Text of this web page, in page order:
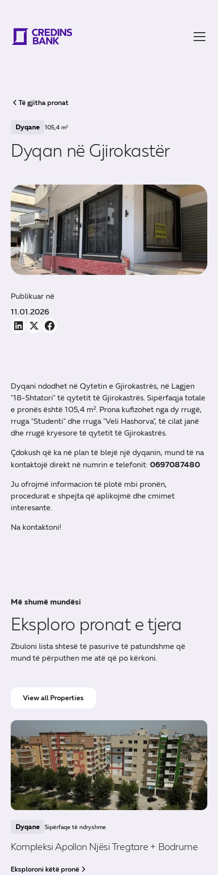
Të gjitha pronat
Dyqane 105,4 m²
Dyqan në Gjirokastër
Publikuar në
11.01.2026
Dyqani ndodhet në Qytetin e Gjirokastrës, në Lagjen
"18-Shtatori" të qytetit të Gjirokastrës. Sipërfaqja totale
e pronës është 105,4 m². Prona kufizohet nga dy rrugë,
rruga "Studenti" dhe rruga "Veli Hashorva", të cilat janë
dhe rrugë kryesore të qytetit të Gjirokastrës.
Çdokush që ka në plan të blejë një dyqanin, mund të na
kontaktojë direkt në numrin e telefonit:0697087480
Ju ofrojmë informacion të plotë mbi pronën,
procedurat e shpejta që aplikojmë dhe cmimet
interesante.
Na kontaktoni!
Më shumë mundësi
Eksploro pronat e tjera
Zbuloni lista shtesë të pasurive të patundshme që
mund të përputhen me atë që po kërkoni.
View all Properties
Dyqane Sipërfaqe të ndryshme
Kompleksi Apollon Njësi Tregtare + Bodrume
Eksploroni këtë pronë